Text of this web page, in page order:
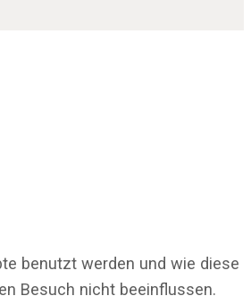
benutzt werden und wie diese
Besuch nicht beeinflussen.